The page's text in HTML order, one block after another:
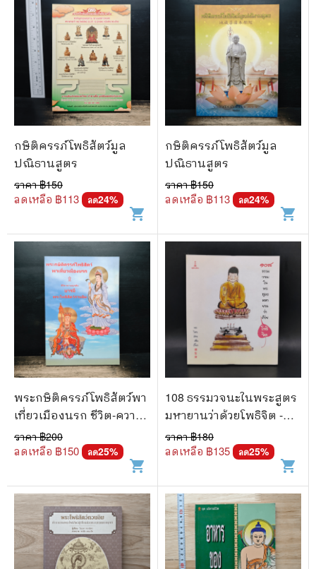
กษิติครรภ์โพธิสัตว์มูล
ปณิธานสูตร
ราคา ฿150
ลดเหลือ ฿113 ลด24%
shopping_cart
กษิติครรภ์โพธิสัตว์มูล
ปณิธานสูตร
ราคา ฿150
ลดเหลือ ฿113 ลด24%
shopping_cart
พระกษิติครรภ์โพธิสัตว์พา
เที่ยวเมืองนรก ชีวิต-ความ
รักผูกพันบารมี พระโพธิ
สัตว์กวนอิม
ราคา ฿200
ลดเหลือ ฿150 ลด25%
shopping_cart
108 ธรรมวจนะในพระสูตร
มหายานว่าด้วยโพธิจิต -
พระวิศวภัทรเซี่ยเกี๊ยก
ราคา ฿180
ลดเหลือ ฿135 ลด25%
shopping_cart
🐲 หนังสือเด็ก
📕 นิตยสาร
🌎 International Books
🎲 Board Game